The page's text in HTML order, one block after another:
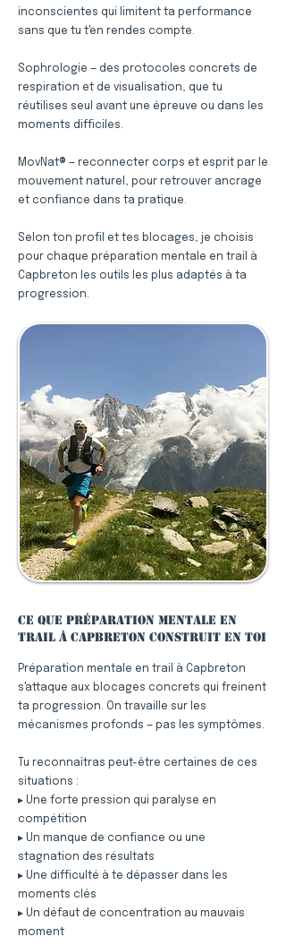
inconscientes qui limitent ta performance
sans que tu t'en rendes compte.
Sophrologie — des protocoles concrets de
respiration et de visualisation, que tu
réutilises seul avant une épreuve ou dans les
moments difficiles.
MovNat® — reconnecter corps et esprit par le
mouvement naturel, pour retrouver ancrage
et confiance dans ta pratique.
Selon ton profil et tes blocages, je choisis
pour chaque préparation mentale en trail à
Capbreton les outils les plus adaptés à ta
progression.
Ce que préparation mentale en
trail à Capbreton construit en toi
Préparation mentale en trail à Capbreton
s'attaque aux blocages concrets qui freinent
ta progression. On travaille sur les
mécanismes profonds — pas les symptômes.
Tu reconnaîtras peut-être certaines de ces
situations :
▸ Une forte pression qui paralyse en
compétition
▸ Un manque de confiance ou une
stagnation des résultats
▸ Une difficulté à te dépasser dans les
moments clés
▸ Un défaut de concentration au mauvais
moment